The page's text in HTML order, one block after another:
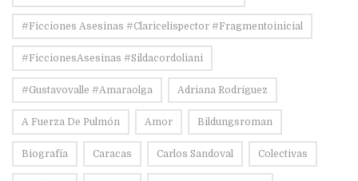
#ficciones Asesinas #claricelispector #fragmentoinicial
#FiccionesAsesinas #sildacordoliani
#Gustavovalle #amaraolga Adriana Rodríguez
A Fuerza De Pulmón Amor Bildungsroman
Biografía Caracas Carlos Sandoval Colectivas